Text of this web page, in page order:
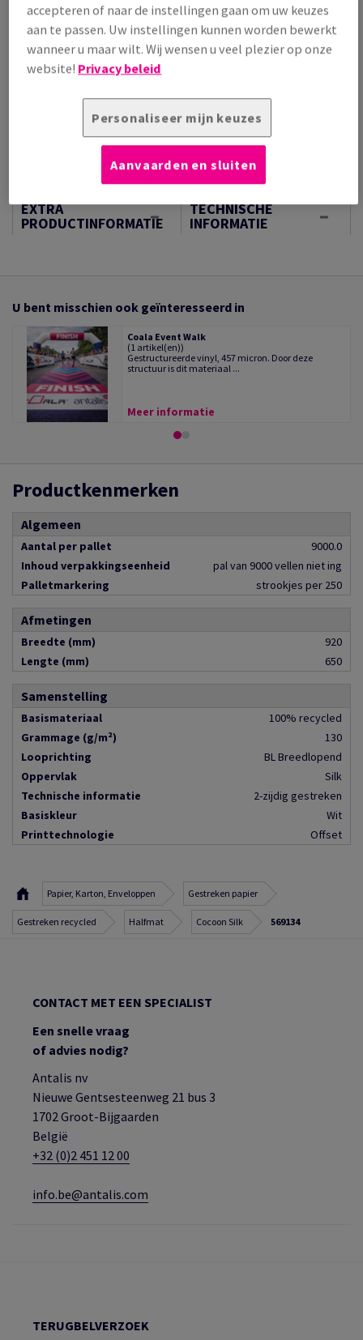
Pallet
−
EXTRA
PRODUCTINFORMATIE
TECHNISCHE
INFORMATIE
U bent misschien ook geïnteresseerd in
Coala Event Walk
(1 artikel(en))
Gestructureerde vinyl, 457 micron. Door deze
structuur is dit materiaal ...
Meer informatie
Productkenmerken
Algemeen
Aantal per pallet
9000.0
Inhoud verpakkingseenheid
pal van 9000 vellen niet ing
Palletmarkering
strookjes per 250
Afmetingen
Breedte (mm)
920
Lengte (mm)
650
Samenstelling
Basismateriaal
100% recycled
Grammage (g/m²)
130
Looprichting
BL Breedlopend
Oppervlak
Silk
Technische informatie
2-zijdig gestreken
Basiskleur
Wit
Printtechnologie
Offset
Papier, Karton, Enveloppen Gestreken papier
Gestreken recycled Halfmat Cocoon Silk 569134
CONTACT MET EEN SPECIALIST
Een snelle vraag
of advies nodig?
Antalis nv
Nieuwe Gentsesteenweg 21 bus 3
1702 Groot-Bijgaarden
België
+32 (0)2 451 12 00
info.be@antalis.com
TERUGBELVERZOEK
accepteren of naar de instellingen gaan om uw keuzes
aan te passen. Uw instellingen kunnen worden bewerkt
wanneer u maar wilt. Wij wensen u veel plezier op onze
website! Privacy beleid
Personaliseer mijn keuzes
Aanvaarden en sluiten